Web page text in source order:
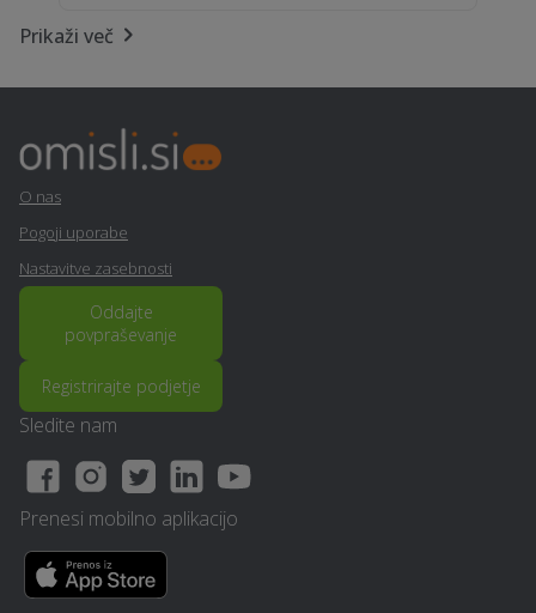
Prikaži več
O nas
Pogoji uporabe
Nastavitve zasebnosti
Oddajte
povpraševanje
Registrirajte podjetje
Sledite nam
Prenesi mobilno aplikacijo